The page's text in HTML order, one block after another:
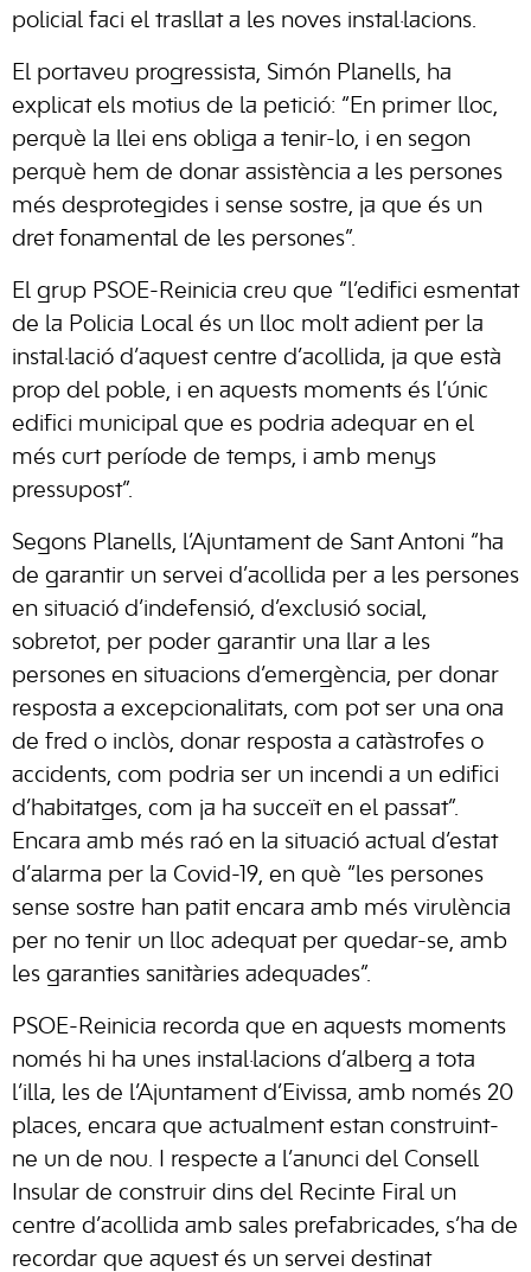
policial faci el trasllat a les noves instal·lacions.
El portaveu progressista, Simón Planells, ha
explicat els motius de la petició: “En primer lloc,
perquè la llei ens obliga a tenir-lo, i en segon
perquè hem de donar assistència a les persones
més desprotegides i sense sostre, ja que és un
dret fonamental de les persones”.
El grup PSOE-Reinicia creu que “l’edifici esmentat
de la Policia Local és un lloc molt adient per la
instal·lació d’aquest centre d’acollida, ja que està
prop del poble, i en aquests moments és l’únic
edifici municipal que es podria adequar en el
més curt període de temps, i amb menys
pressupost”.
Segons Planells, l’Ajuntament de Sant Antoni “ha
de garantir un servei d’acollida per a les persones
en situació d’indefensió, d’exclusió social,
sobretot, per poder garantir una llar a les
persones en situacions d’emergència, per donar
resposta a excepcionalitats, com pot ser una ona
de fred o inclòs, donar resposta a catàstrofes o
accidents, com podria ser un incendi a un edifici
d’habitatges, com ja ha succeït en el passat”.
Encara amb més raó en la situació actual d’estat
d’alarma per la Covid-19, en què “les persones
sense sostre han patit encara amb més virulència
per no tenir un lloc adequat per quedar-se, amb
les garanties sanitàries adequades”.
PSOE-Reinicia recorda que en aquests moments
només hi ha unes instal·lacions d’alberg a tota
l’illa, les de l’Ajuntament d’Eivissa, amb només 20
places, encara que actualment estan construint-
ne un de nou. I respecte a l’anunci del Consell
Insular de construir dins del Recinte Firal un
centre d’acollida amb sales prefabricades, s’ha de
recordar que aquest és un servei destinat